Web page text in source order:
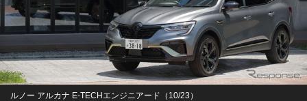
ルノー アルカナ E-TECHエンジニアード（10/23）